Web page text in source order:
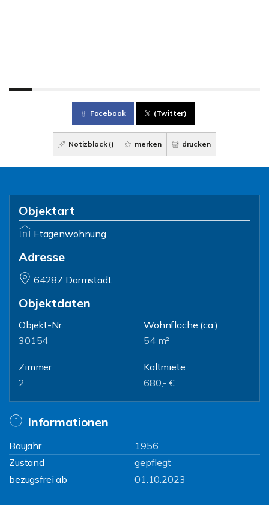
Facebook (Twitter)
Notizblock () merken drucken
Objektart
Etagenwohnung
Adresse
64287 Darmstadt
Objektdaten
Objekt-Nr.
30154
Wohnfläche (ca.)
54 m²
Zimmer
2
Kaltmiete
680,- €
Informationen
Baujahr
1956
Zustand
gepflegt
bezugsfrei ab
01.10.2023